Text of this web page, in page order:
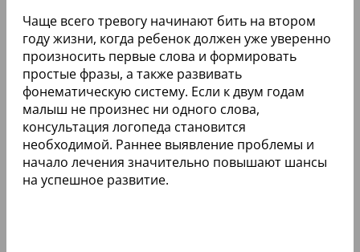
Чаще всего тревогу начинают бить на втором
году жизни, когда ребенок должен уже уверенно
произносить первые слова и формировать
простые фразы, а также развивать
фонематическую систему. Если к двум годам
малыш не произнес ни одного слова,
консультация логопеда становится
необходимой. Раннее выявление проблемы и
начало лечения значительно повышают шансы
на успешное развитие.